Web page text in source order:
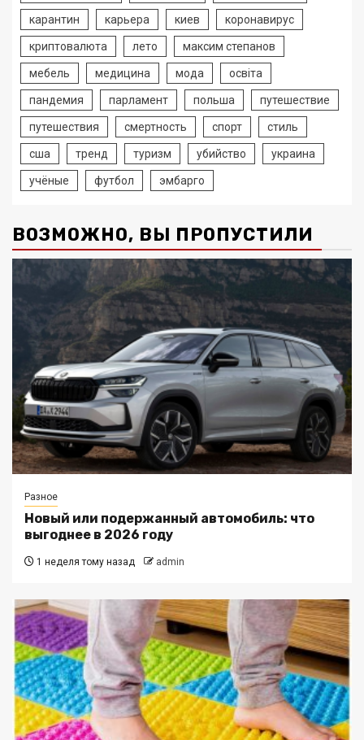
карантин карьера киев коронавирус
криптовалюта лето максим степанов
мебель медицина мода освіта
пандемия парламент польша путешествие
путешествия смертность спорт стиль
сша тренд туризм убийство украина
учёные футбол эмбарго
ВОЗМОЖНО, ВЫ ПРОПУСТИЛИ
Разное
Новый или подержанный автомобиль: что
выгоднее в 2026 году
1 неделя тому назад admin